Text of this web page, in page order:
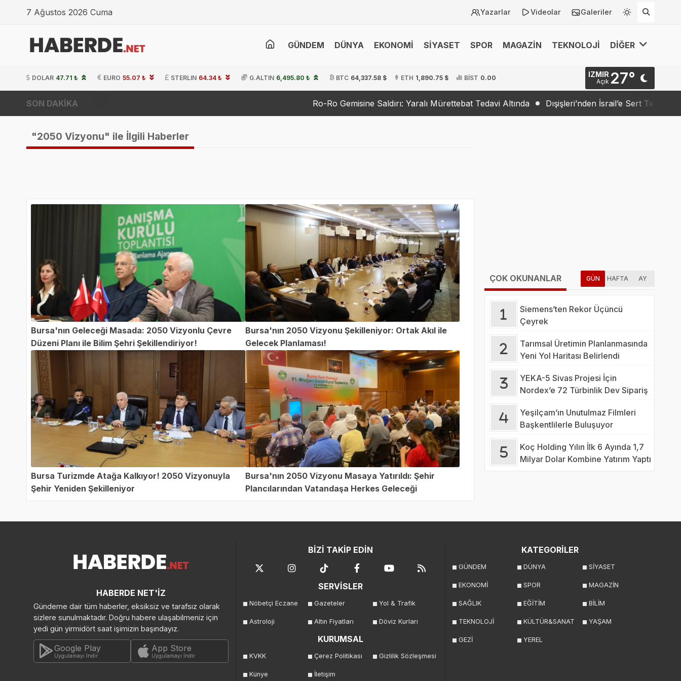
7 Ağustos 2026 Cuma Yazarlar Videolar Galeriler
GÜNDEM DÜNYA EKONOMİ SİYASET SPOR MAGAZİN TEKNOLOJİ DİĞER
DOLAR 47.71 ₺ EURO 55.07 ₺ STERLIN 64.34 ₺ G.ALTIN 6,495.80 ₺ BTC 64,337.58 $ ETH 1,890.75 $ BİST 0.00 İZMIR
Açık 27°
SON DAKİKA Ro-Ro Gemisine Saldırı: Yaralı Mürettebat Tedavi Altında Dışişleri’nden İsrail’e Sert Tepki: “Barış
"2050 Vizyonu" ile İlgili Haberler
Bursa'nın Geleceği Masada: 2050 Vizyonlu Çevre
Düzeni Planı ile Bilim Şehri Şekillendiriyor!
Bursa'nın 2050 Vizyonu Şekilleniyor: Ortak Akıl ile
Gelecek Planlaması!
Bursa Turizmde Atağa Kalkıyor! 2050 Vizyonuyla
Şehir Yeniden Şekilleniyor
Bursa'nın 2050 Vizyonu Masaya Yatırıldı: Şehir
Plancılarından Vatandaşa Herkes Geleceği
ÇOK OKUNANLAR GÜN HAFTA AY
Siemens’ten Rekor Üçüncü
Çeyrek
Tarımsal Üretimin Planlanmasında
Yeni Yol Haritası Belirlendi
YEKA-5 Sivas Projesi İçin
Nordex’e 72 Türbinlik Dev Sipariş
Yeşilçam’ın Unutulmaz Filmleri
Başkentlilerle Buluşuyor
Koç Holding Yılın İlk 6 Ayında 1,7
Milyar Dolar Kombine Yatırım Yaptı
HABERDE NET'İZ
Gündeme dair tüm haberler, eksiksiz ve tarafsız olarak
sizlere sunulmaktadır. Doğru habere ulaşabilmeniz için
yedi gün yirmidört saat işimizin başındayız.
Google Play
Uygulamayı İndir
App Store
Uygulamayı İndir
BİZİ TAKİP EDİN
SERVİSLER
Nöbetçi Eczane Gazeteler Yol & Trafik
Astroloji Altın Fiyatları Döviz Kurları
KURUMSAL
KVKK Çerez Politikası Gizlilik Sözleşmesi
Künye İletişim
KATEGORİLER
GÜNDEM DÜNYA SİYASET
EKONOMİ SPOR MAGAZİN
SAĞLIK EĞİTİM BİLİM
TEKNOLOJİ KÜLTÜR&SANAT YAŞAM
GEZİ YEREL